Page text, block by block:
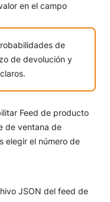
en el campo
de
de devolución y
JSON del feed de